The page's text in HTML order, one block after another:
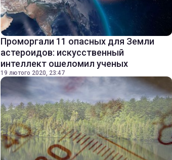
Проморгали 11 опасных для Земли
астероидов: искусственный
интеллект ошеломил ученых
19 лютого 2020, 23:47